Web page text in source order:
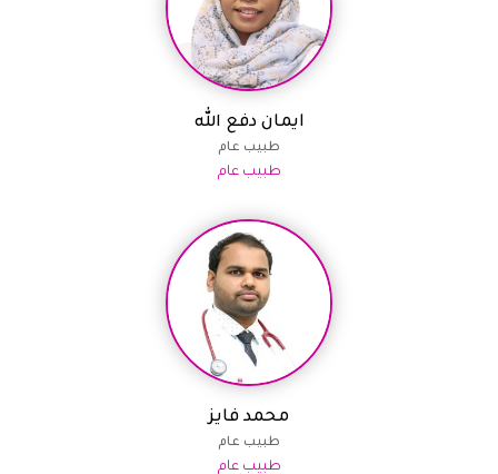
ايمان دفع الله
طبيب عام
طبيب عام
محمد فايز
طبيب عام
طبيب عام